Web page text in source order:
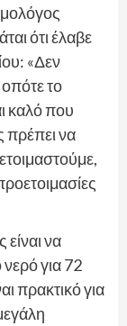
ότι έλαβε
«Δεν
το
καλό που
πρέπει να
να
για 72
πρακτικό για